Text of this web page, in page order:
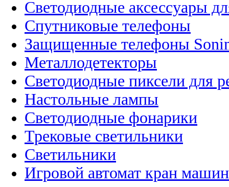
Светодиодные аксессуары
Спутниковые телефоны
Защищенные телефоны
Металлодетекторы
Светодиодные пиксели для
Настольные лампы
Светодиодные фонарики
Трековые светильники
Светильники
Игровой автомат кран